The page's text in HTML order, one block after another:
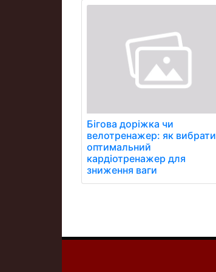
Бігова доріжка чи
велотренажер: як вибрати
оптимальний
кардіотренажер для
зниження ваги